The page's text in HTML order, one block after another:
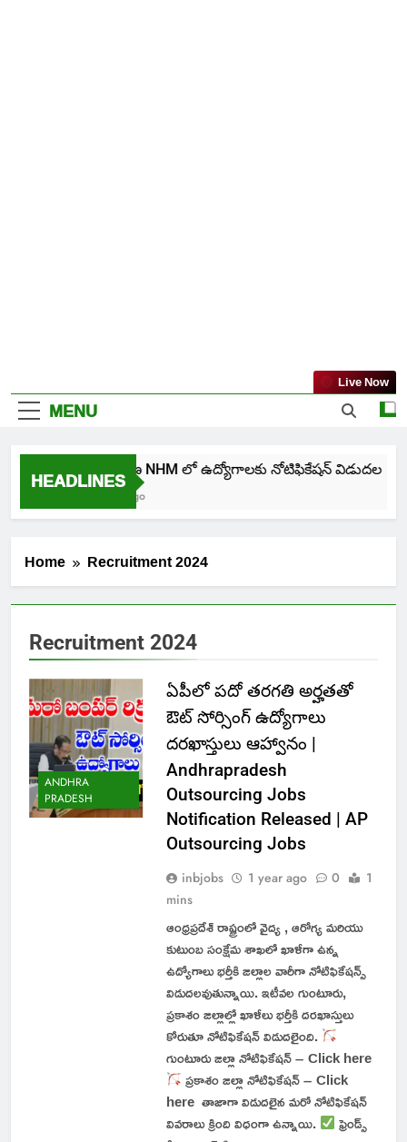
MENU
Live Now
HEADLINESతెలంగాణ NHM లో ఉద్యోగాలకు నోటిఫికేషన్ విడుదల
Home Recruitment 2024
Recruitment 2024
ANDHRA
PRADESH
ఏపీలో పదో తరగతి అర్హతతో
ఔట్ సోర్సింగ్ ఉద్యోగాలు
దరఖాస్తులు ఆహ్వానం |
Andhrapradesh
Outsourcing Jobs
Notification Released | AP
Outsourcing Jobs
inbjobs 1 year ago 0
1
mins
ఆంధ్రప్రదేశ్ రాష్ట్రంలో వైద్య , ఆరోగ్య మరియు
కుటుంబ సంక్షేమ శాఖలో ఖాళీగా ఉన్న
ఉద్యోగాలు భర్తీకి జిల్లాల వారీగా నోటిఫికేషన్స్
విడుదలవుతున్నాయి. ఇటీవల గుంటూరు,
ప్రకాశం జిల్లాల్లో ఖాళీలు భర్తీకి దరఖాస్తులు
కోరుతూ నోటిఫికేషన్ విడుదలైంది.
గుంటూరు జిల్లా నోటిఫికేషన్ – Click here
ప్రకాశం జిల్లా నోటిఫికేషన్ – Click
here తాజాగా విడుదలైన మరో నోటిఫికేషన్
వివరాలు క్రింది విధంగా ఉన్నాయి.
ఫ్రెండ్స్